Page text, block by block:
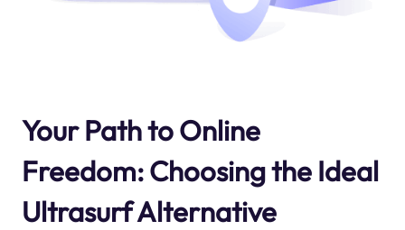
Your Path to Online
Freedom: Choosing the Ideal
Ultrasurf Alternative